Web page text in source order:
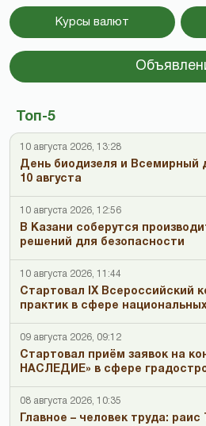
Курсы валют
Топ-5
10 августа 2026, 13:28
День биодизеля и Всемирный
10 августа
10 августа 2026, 12:56
В Казани соберутся
решений для безопасности
10 августа 2026, 11:44
Стартовал IX Всероссийский
практик в сфере
09 августа 2026, 09:12
Стартовал приём заявок на
НАСЛЕДИЕ» в сфере
08 августа 2026, 10:35
Главное – человек труда: